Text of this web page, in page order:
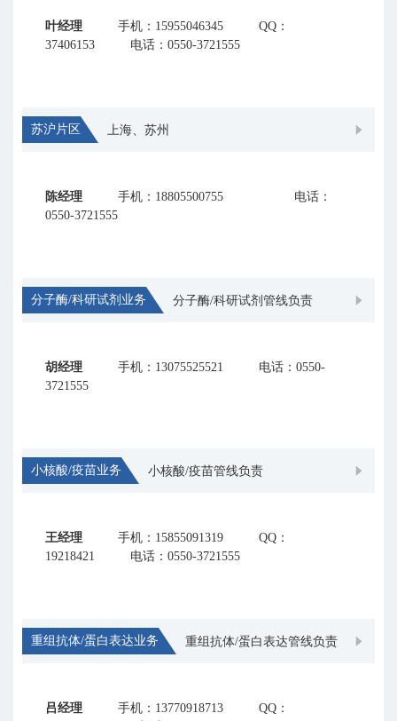
叶经理 手机：15955046345
QQ：
37406153
电话：0550-3721555
苏沪片区 上海、苏州
陈经理 手机：18805500755
电话：
0550-3721555
分子酶/科研试剂业务 分子酶/科研试剂管线负责
胡经理 手机：13075525521
电话：0550-
3721555
小核酸/疫苗业务 小核酸/疫苗管线负责
王经理 手机：15855091319
QQ：
19218421
电话：0550-3721555
重组抗体/蛋白表达业务 重组抗体/蛋白表达管线负责
吕经理 手机：13770918713
QQ：